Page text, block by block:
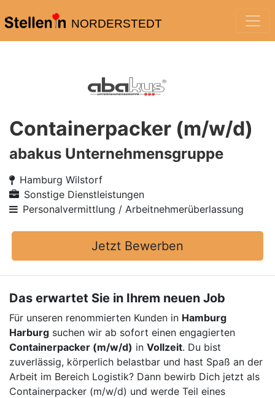
NORDERSTEDT
Containerpacker (m/w/d)
abakus Unternehmensgruppe
Hamburg Wilstorf
Sonstige Dienstleistungen
Personalvermittlung / Arbeitnehmerüberlassung
Jetzt Bewerben
Das erwartet Sie in Ihrem neuen Job
Für unseren renommierten Kunden in Hamburg
Harburg suchen wir ab sofort einen engagierten
Containerpacker (m/w/d) in Vollzeit. Du bist
zuverlässig, körperlich belastbar und hast Spaß an der
Arbeit im Bereich Logistik? Dann bewirb Dich jetzt als
Containerpacker (m/w/d) und werde Teil eines